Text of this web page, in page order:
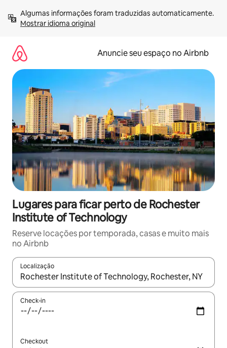
para
Mostrar idioma original
Anuncie seu espaço no Airbnb
Lugares para ficar perto de Rochester
Institute of Technology
Reserve locações por temporada, casas e muito mais
no Airbnb
Localização
Quando os resultados estiverem disponíveis, explore-os
Check-in
Checkout